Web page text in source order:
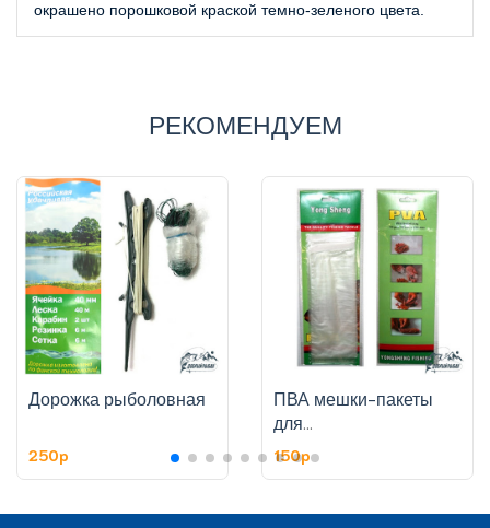
окрашено порошковой краской темно-зеленого цвета.
РЕКОМЕНДУЕМ
Дорожка рыболовная
250p
ПВА мешки-пакеты
для
рыбалки,растворимые
70х190мм, 10шт
150p